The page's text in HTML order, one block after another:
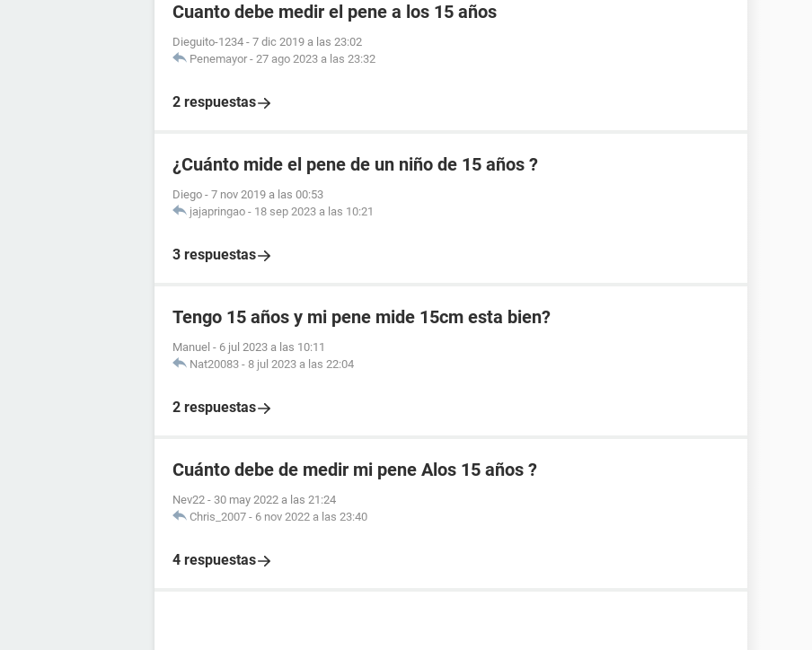
Cuanto debe medir el pene a los 15 años
Dieguito-1234 - 7 dic 2019 a las 23:02
Penemayor - 27 ago 2023 a las 23:32
2 respuestas
¿Cuánto mide el pene de un niño de 15 años ?
Diego - 7 nov 2019 a las 00:53
jajapringao - 18 sep 2023 a las 10:21
3 respuestas
Tengo 15 años y mi pene mide 15cm esta bien?
Manuel - 6 jul 2023 a las 10:11
Nat20083 - 8 jul 2023 a las 22:04
2 respuestas
Cuánto debe de medir mi pene Alos 15 años ?
Nev22 - 30 may 2022 a las 21:24
Chris_2007 - 6 nov 2022 a las 23:40
4 respuestas